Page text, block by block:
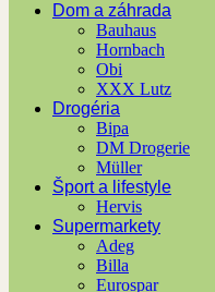
Dom a záhrada
Bauhaus
Hornbach
Obi
XXX Lutz
Drogéria
Bipa
DM Drogerie
Müller
Šport a lifestyle
Hervis
Supermarkety
Adeg
Billa
Eurospar